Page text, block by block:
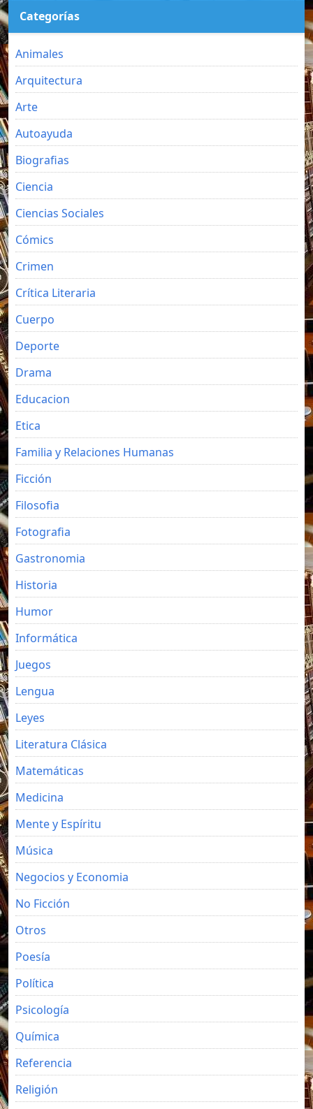
Categorías
Animales
Arquitectura
Arte
Autoayuda
Biografias
Ciencia
Ciencias Sociales
Cómics
Crimen
Crítica Literaria
Cuerpo
Deporte
Drama
Educacion
Etica
Familia y Relaciones Humanas
Ficción
Filosofia
Fotografia
Gastronomia
Historia
Humor
Informática
Juegos
Lengua
Leyes
Literatura Clásica
Matemáticas
Medicina
Mente y Espíritu
Música
Negocios y Economia
No Ficción
Otros
Poesía
Política
Psicología
Química
Referencia
Religión